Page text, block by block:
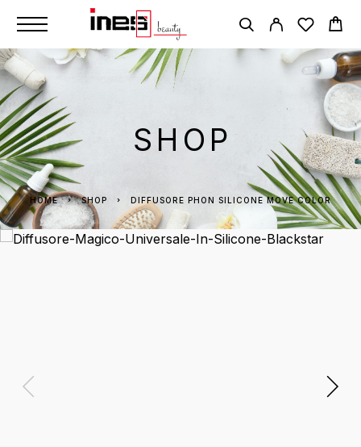
SHOP
HOME SHOP DIFFUSORE PHON SILICONE MOVE COLOR